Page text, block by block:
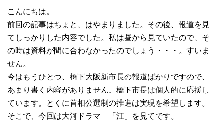
こんにちは。
前回の記事はちょと、はやまりました。その後、報道を見
てしっかりした内容でした。私は昼から見ていたので、そ
の時は資料が間に合わなかったのでしょう・・・。すいま
せん。
今はもうひとつ、橋下大阪新市長の報道ばかりですので、
あまり書く内容がありません。橋下市長は個人的に応援し
ています。とくに首相公選制の推進は実現を希望します。
そこで、今回は大河ドラマ 「江」を見てです。